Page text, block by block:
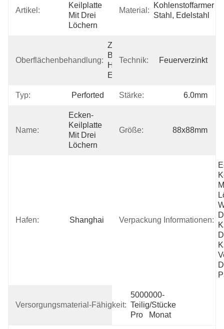
Artikel:
Keilplatte
Mit Drei
Löchern
Material:
Kohlenstoffarmer
Stahl, Edelstahl
Oberflächenbehandlung:
Z.B.
Beschichtete
HDG,
Energie
Technik: Feuerverzinkt
Typ: Perforted Stärke: 6.0mm
Name:
Ecken-
Keilplatte
Mit Drei
Löchern
Größe: 88x88mm
Hafen: Shanghai Verpackung Informationen:
Versorgungsmaterial-Fähigkeit:
5000000-
Teilig/Stücke
Pro   Monat